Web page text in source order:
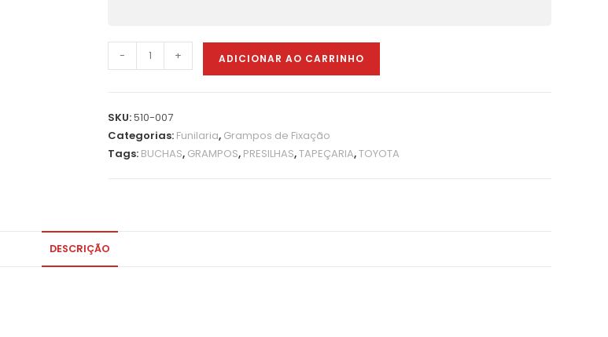
- + ADICIONAR AO CARRINHO
SKU:510-007
Categorias: Funilaria, Grampos de Fixação
Tags: BUCHAS, GRAMPOS, PRESILHAS,TAPEÇARIA,TOYOTA
DESCRIÇÃO